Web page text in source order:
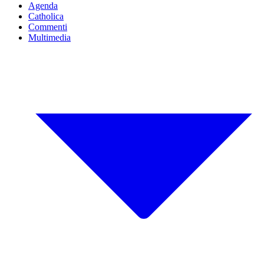
Agenda
Catholica
Commenti
Multimedia